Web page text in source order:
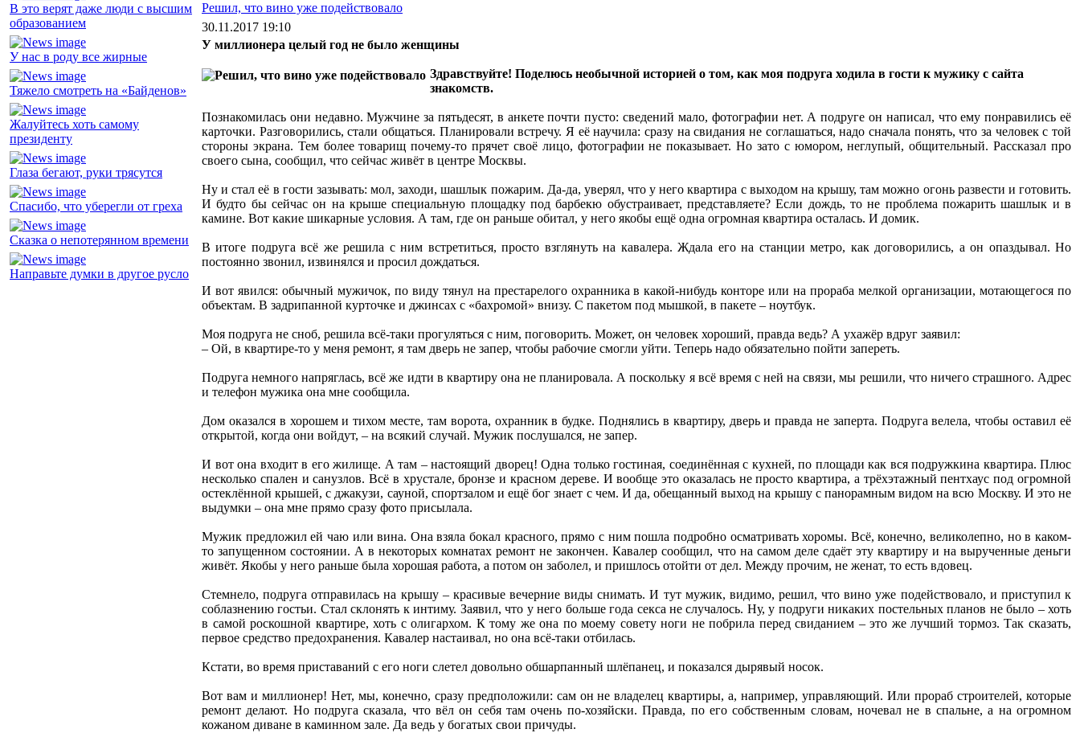
В это верят даже люди с высшим
образованием
У нас в роду все жирные
Тяжело смотреть на «Байденов»
Жалуйтесь хоть самому
президенту
Глаза бегают, руки трясутся
Спасибо, что уберегли от греха
Сказка о непотерянном времени
Направьте думки в другое русло
Решил, что вино уже подействовало
30.11.2017 19:10
У миллионера целый год не было женщины
Здравствуйте! Поделюсь необычной историей о том, как моя подруга ходила в гости к мужику с сайта
знакомств.
Познакомилась они недавно. Мужчине за пятьдесят, в анкете почти пусто: сведений мало, фотографии нет. А подруге он написал, что ему понравились её
карточки. Разговорились, стали общаться. Планировали встречу. Я её научила: сразу на свидания не соглашаться, надо сначала понять, что за человек с той
стороны экрана. Тем более товарищ почему-то прячет своё лицо, фотографии не показывает. Но зато с юмором, неглупый, общительный. Рассказал про
своего сына, сообщил, что сейчас живёт в центре Москвы.
Ну и стал её в гости зазывать: мол, заходи, шашлык пожарим. Да-да, уверял, что у него квартира с выходом на крышу, там можно огонь развести и готовить.
И будто бы сейчас он на крыше специальную площадку под барбекю обустраивает, представляете? Если дождь, то не проблема пожарить шашлык и в
камине. Вот какие шикарные условия. А там, где он раньше обитал, у него якобы ещё одна огромная квартира осталась. И домик.
В итоге подруга всё же решила с ним встретиться, просто взглянуть на кавалера. Ждала его на станции метро, как договорились, а он опаздывал. Но
постоянно звонил, извинялся и просил дождаться.
И вот явился: обычный мужичок, по виду тянул на престарелого охранника в какой-нибудь конторе или на прораба мелкой организации, мотающегося по
объектам. В задрипанной курточке и джинсах с «бахромой» внизу. С пакетом под мышкой, в пакете – ноутбук.
Моя подруга не сноб, решила всё-таки прогуляться с ним, поговорить. Может, он человек хороший, правда ведь? А ухажёр вдруг заявил:
– Ой, в квартире-то у меня ремонт, я там дверь не запер, чтобы рабочие смогли уйти. Теперь надо обязательно пойти запереть.
Подруга немного напряглась, всё же идти в квартиру она не планировала. А поскольку я всё время с ней на связи, мы решили, что ничего страшного. Адрес
и телефон мужика она мне сообщила.
Дом оказался в хорошем и тихом месте, там ворота, охранник в будке. Поднялись в квартиру, дверь и правда не заперта. Подруга велела, чтобы оставил её
открытой, когда они войдут, – на всякий случай. Мужик послушался, не запер.
И вот она входит в его жилище. А там – настоящий дворец! Одна только гостиная, соединённая с кухней, по площади как вся подружкина квартира. Плюс
несколько спален и санузлов. Всё в хрустале, бронзе и красном дереве. И вообще это оказалась не просто квартира, а трёхэтажный пентхаус под огромной
остеклённой крышей, с джакузи, сауной, спортзалом и ещё бог знает с чем. И да, обещанный выход на крышу с панорамным видом на всю Москву. И это не
выдумки – она мне прямо сразу фото присылала.
Мужик предложил ей чаю или вина. Она взяла бокал красного, прямо с ним пошла подробно осматривать хоромы. Всё, конечно, великолепно, но в каком-
то запущенном состоянии. А в некоторых комнатах ремонт не закончен. Кавалер сообщил, что на самом деле сдаёт эту квартиру и на вырученные деньги
живёт. Якобы у него раньше была хорошая работа, а потом он заболел, и пришлось отойти от дел. Между прочим, не женат, то есть вдовец.
Стемнело, подруга отправилась на крышу – красивые вечерние виды снимать. И тут мужик, видимо, решил, что вино уже подействовало, и приступил к
соблазнению гостьи. Стал склонять к интиму. Заявил, что у него больше года секса не случалось. Ну, у подруги никаких постельных планов не было – хоть
в самой роскошной квартире, хоть с олигархом. К тому же она по моему совету ноги не побрила перед свиданием – это же лучший тормоз. Так сказать,
первое средство предохранения. Кавалер настаивал, но она всё-таки отбилась.
Кстати, во время приставаний с его ноги слетел довольно обшарпанный шлёпанец, и показался дырявый носок.
Вот вам и миллионер! Нет, мы, конечно, сразу предположили: сам он не владелец квартиры, а, например, управляющий. Или прораб строителей, которые
ремонт делают. Но подруга сказала, что вёл он себя там очень по-хозяйски. Правда, по его собственным словам, ночевал не в спальне, а на огромном
кожаном диване в каминном зале. Да ведь у богатых свои причуды.